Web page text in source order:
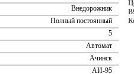
Внедорожник
Полный постоянный
5
Автомат
Ачинск
АИ-95